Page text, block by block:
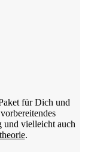
für Dich und
und vielleicht auch
.